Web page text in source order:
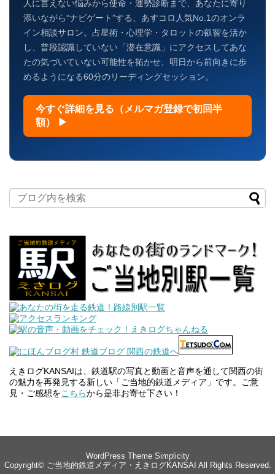
人に言えない悩みから使命・運勢診断まで、あなたに寄り
添いながら“ナビゲート”する、あすコロ人気No.1のオンラ
イン相談サロン。占星術・心理学・タロットの叡智を活か
し、普段認識していない「潜在意識」にアクセスしてあな
たの気づいていない可能性を拓かせ、明日から前向きに歩
めるようになる60分のリーディングセッション。
今すぐ詳細を見る（メルマガ登録で初回半
額） ▶
えきログKANSAIは、鉄道駅の写真と動画と音声を通して関西の街
の魅力を再発見する新しい「ご当地的鉄道メディア」です。ご意
見・ご感想をこちらから是非お寄せ下さい！
WordPress Theme Simplicity
Copyright© ご当地的鉄道メディア・えきログKANSAI All Rights Reserved.